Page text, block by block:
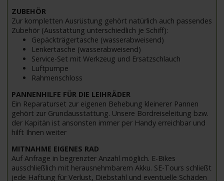
ZUBEHÖR
Zur kompletten Ausrüstung gehört natürlich auch passendes
Zubehör (Ausstattung unterschiedlich je Schiff):
Gepäckträgertasche (wasserabweisend)
Lenkertasche (wasserabweisend)
Service-Set mit Werkzeug und Ersatzschlauch
Luftpumpe
Rahmenschloss
PANNENHILFE FÜR DIE LEIHRÄDER
Ein Reparaturset zur eigenen Behebung kleinerer Pannen
gehört zur Grundausstattung. Unsere Bordreiseleitung bzw.
der Kapitän ist ansonsten immer per Handy erreichbar und
hilft Ihnen weiter
MITNAHME EIGENES RAD
Auf Anfrage in begrenzter Anzahl möglich. E-Bikes
ausschließlich mit herausnehmbarem Akku. SE-Tours schließt
jede Haftung für Verlust, Diebstahl und eventuelle Schäden